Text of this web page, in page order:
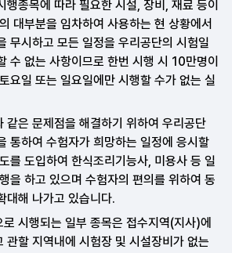
행종목에 따라 필요한 시설, 장비, 재료 등이
대부분을 임차하여 사용하는 현 상황에서
무시하고 모든 일정을 우리공단의 시험일
수 없는 사항이므로 한번 시행 시 10만명이
요일 또는 일요일에만 시행할 수가 없는 실
같은 문제점을 해결하기 위하여 우리공단
통하여 수험자가 희망하는 일정에 응시할
를 도입하여 한식조리기능사, 미용사 등 일
을 하고 있으며 수험자의 편의를 위하여 동
대해 나가고 있습니다.
시행되는 일부 종목은 접수지역(지사)에
관할 지역내에 시험장 및 시설장비가 없는